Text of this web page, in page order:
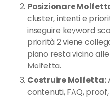
Posizionare
cluster, intenti e
inseguire keyword
priorità 2 viene
piano resta vicino
Molfetta.
Costruire Molfetta:
contenuti, FAQ,